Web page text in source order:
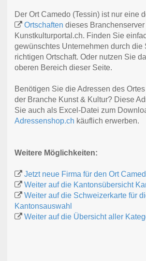
Der Ort Camedo (Tessin) ist nur eine
Ortschaften dieses Branchenserver
Kunstkulturportal.ch. Finden Sie
gewünschtes Unternehmen durch die
richtigen Ortschaft. Oder nutzen Sie
oberen Bereich dieser Seite.
Benötigen Sie die Adressen des
der Branche Kunst & Kultur? Diese
Sie auch als Excel-Datei zum
Adressenshop.ch käuflich erwerben.
Weitere Möglichkeiten:
Jetzt neue Firma für den Ort
Weiter auf die Kantonsübersicht
Weiter auf die Schweizerkarte für
Kantonsauswahl
Weiter auf die Übersicht aller